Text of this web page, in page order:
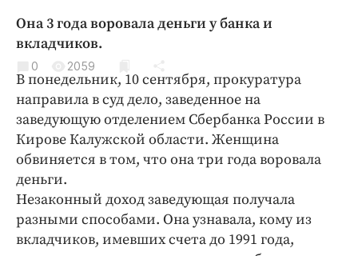
Благоустройство
Криминал
Культура
Недвижимость и ЖКХ
Образование
Общество
Погода
Праздники
Происшествия
Спорт
Она 3 года воровала деньги у банка и
вкладчиков.
0 2059
В понедельник, 10 сентября, прокуратура
направила в суд дело, заведенное на
заведующую отделением Сбербанка России в
Кирове Калужской области. Женщина
обвиняется в том, что она три года воровала
деньги.
Незаконный доход заведующая получала
разными способами. Она узнавала, кому из
вкладчиков, имевших счета до 1991 года,